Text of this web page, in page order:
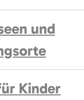
und
Kinder